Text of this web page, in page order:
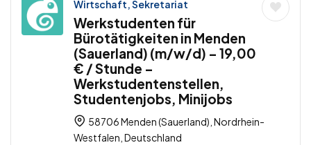
Wirtschaft, Sekretariat
Werkstudenten für
Bürotätigkeiten in Menden
(Sauerland) (m/w/d) – 19,00
€ / Stunde –
Werkstudentenstellen,
Studentenjobs, Minijobs
58706 Menden (Sauerland), Nordrhein-
Westfalen, Deutschland